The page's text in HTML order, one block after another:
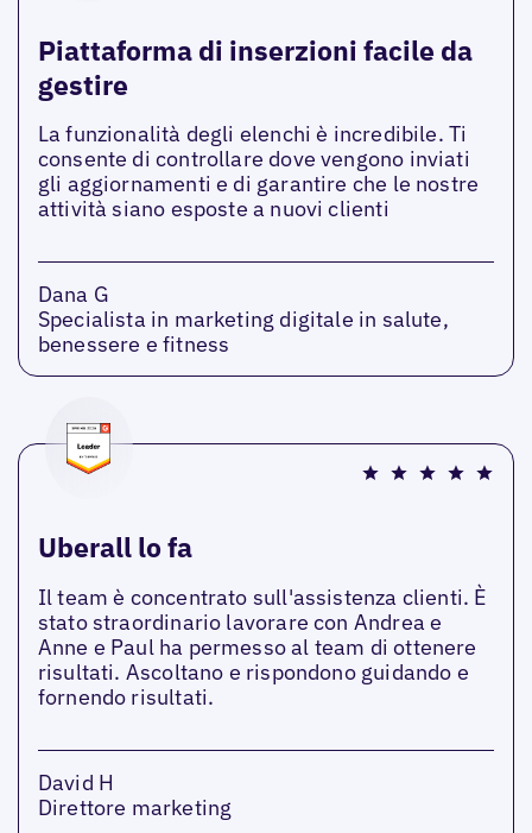
Piattaforma di inserzioni facile da
gestire
La funzionalità degli elenchi è incredibile. Ti
consente di controllare dove vengono inviati
gli aggiornamenti e di garantire che le nostre
attività siano esposte a nuovi clienti
Dana G
Specialista in marketing digitale in salute,
benessere e fitness
Uberall lo fa
Il team è concentrato sull'assistenza clienti. È
stato straordinario lavorare con Andrea e
Anne e Paul ha permesso al team di ottenere
risultati. Ascoltano e rispondono guidando e
fornendo risultati.
David H
Direttore marketing